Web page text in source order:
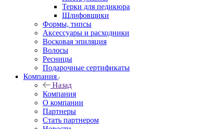
Терки для педикюра
Шлифовщики
Формы, типсы
Аксессуары и расходники
Восковая эпиляция
Волосы
Ресницы
Подарочные сертификаты
Компания
Назад
Компания
О компании
Партнеры
Стать партнером